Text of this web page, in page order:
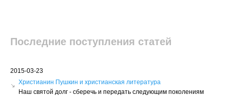
Последние поступления статей
2015-03-23
Христианин Пушкин и христианская литература
Наш святой долг - сберечь и передать следующим поколениям